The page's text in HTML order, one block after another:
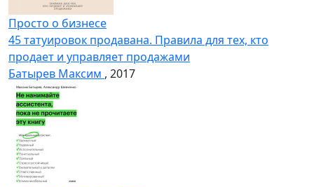
Просто о бизнесе
45 татуировок продавана. Правила для тех, кто
продает и управляет продажами
Батырев Максим , 2017